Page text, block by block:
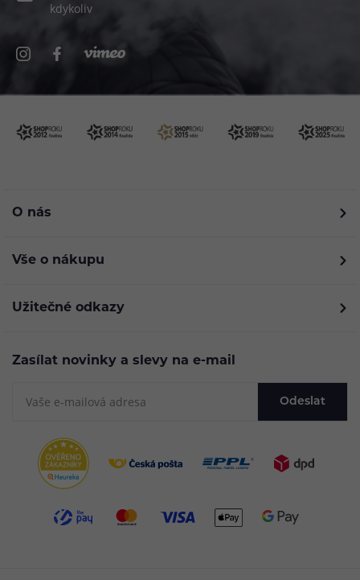
kdykoliv
O nás
Vše o nákupu
Užitečné odkazy
Zasílat novinky a slevy na e-mail
Odeslat